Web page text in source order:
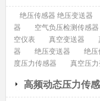
绝压传感器 绝压变送器
器
空气负压检测传感器
空仪表
真空变送器
器
绝压变送器 绝压
度压力传感器
真空压
高频动态压力传